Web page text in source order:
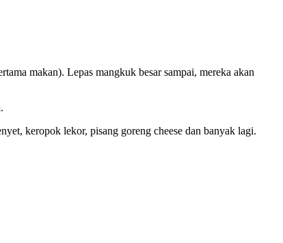
makan). Lepas mangkuk besar sampai, mereka akan
keropok lekor, pisang goreng cheese dan banyak lagi.